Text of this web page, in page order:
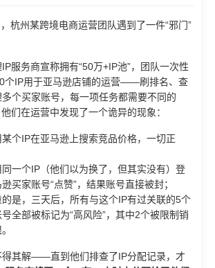
杭州某跨境电商运营团队遇到了一件“邪门”
服务商宣称拥有“50万+IP池”，团队一次性
个IP用于亚马逊店铺的运营——刷排名、查
个买家账号，每一项任务都需要不同的
们在运营中发现了一个诡异的现象：
个IP在亚马逊上搜索竞品价格，一切正
一个IP（他们以为换了，但其实没有）登
买家账号“点赞”，结果账号直接被封；
的是，三天后，所有与这个IP有过关联的5个
全部被标记为“高风险”，其中2个被限制销
得其解——直到他们排查了IP分配记录，才